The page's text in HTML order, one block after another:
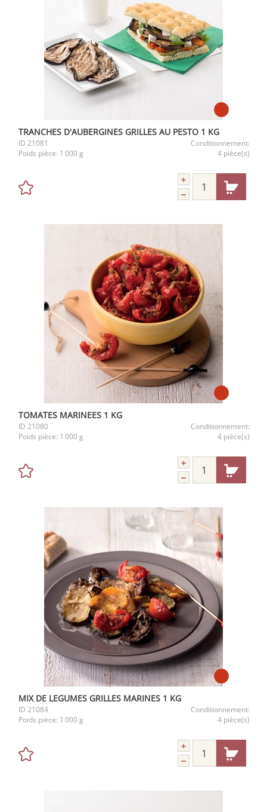
TRANCHES D'AUBERGINES GRILLES AU PESTO 1 KG
ID 21081
Conditionnement:
Poids pièce: 1 000 g 4 pièce(s)
TOMATES MARINEES 1 KG
ID 21080
Conditionnement:
Poids pièce: 1 000 g 4 pièce(s)
MIX DE LEGUMES GRILLES MARINES 1 KG
ID 21084
Conditionnement:
Poids pièce: 1 000 g 4 pièce(s)